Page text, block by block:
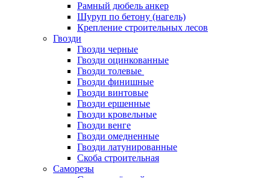
Рамный дюбель анкер
Шуруп по бетону (нагель)
Крепление строительных лесов
Гвозди
Гвозди черные
Гвозди оцинкованные
Гвозди толевые
Гвозди финишные
Гвозди винтовые
Гвозди ершенные
Гвозди кровельные
Гвозди венге
Гвозди омедненные
Гвозди латунированные
Скоба строительная
Саморезы